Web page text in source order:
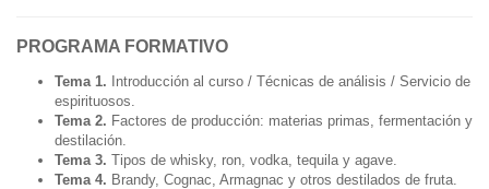
PROGRAMA FORMATIVO
Tema 1. Introducción al curso / Técnicas de análisis / Servicio de
espirituosos.
Tema 2. Factores de producción: materias primas, fermentación y
destilación.
Tema 3. Tipos de whisky, ron, vodka, tequila y agave.
Tema 4. Brandy, Cognac, Armagnac y otros destilados de fruta.